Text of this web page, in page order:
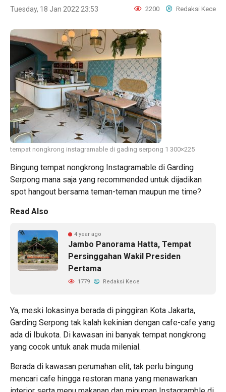
Tuesday, 18 Jan 2022 23:53 2200 Redaksi Kece
tempat nongkrong instagramable di gading serpong 1 300×225
Bingung tempat nongkrong Instagramable di Garding
Serpong mana saja yang recommended untuk dijadikan
spot hangout bersama teman-teman maupun me time?
Read Also
4 year ago
Jambo Panorama Hatta, Tempat
Persinggahan Wakil Presiden
Pertama
1779 Redaksi Kece
Ya, meski lokasinya berada di pinggiran Kota Jakarta,
Garding Serpong tak kalah kekinian dengan cafe-cafe yang
ada di Ibukota. Di kawasan ini banyak tempat nongkrong
yang cocok untuk anak muda milenial.
Berada di kawasan perumahan elit, tak perlu bingung
mencari cafe hingga restoran mana yang menawarkan